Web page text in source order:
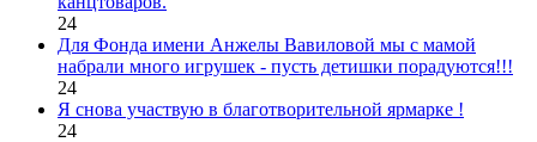
24
Для Фонда имени Анжелы Вавиловой мы с мамой
набрали много игрушек - пусть детишки порадуются!!!
24
Я снова участвую в благотворительной ярмарке !
24